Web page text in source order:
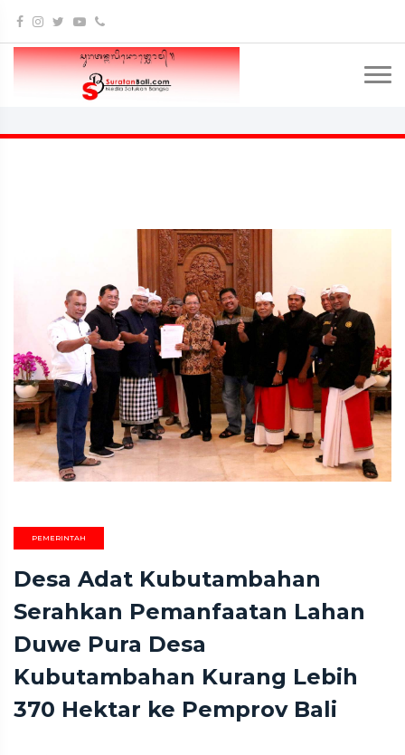
PEMERINTAH
Desa Adat Kubutambahan
Serahkan Pemanfaatan Lahan
Duwe Pura Desa
Kubutambahan Kurang Lebih
370 Hektar ke Pemprov Bali